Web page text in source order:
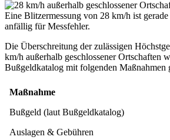
Bremen - Lloydstraße
Köln - Aachener Straße
Eine Blitzermessung von 28 km/h ist
anfällig für Messfehler.
Die Überschreitung der zulässigen
km/h außerhalb geschlossener Ortschaften
Bußgeldkatalog mit folgenden Maßnahmen
Maßnahme
Bußgeld (laut Bußgeldkatalog)
Auslagen & Gebühren